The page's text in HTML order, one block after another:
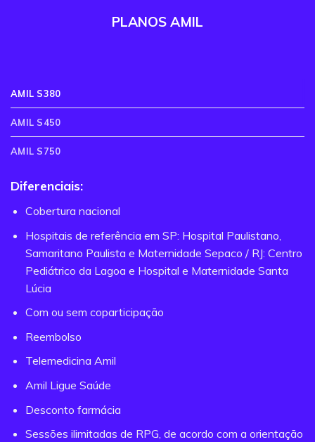
PLANOS AMIL
AMIL S380
AMIL S450
AMIL S750
Diferenciais:
Cobertura nacional
Hospitais de referência em SP: Hospital Paulistano,
Samaritano Paulista e Maternidade Sepaco / RJ: Centro
Pediátrico da Lagoa e Hospital e Maternidade Santa
Lúcia
Com ou sem coparticipação
Reembolso
Telemedicina Amil
Amil Ligue Saúde
Desconto farmácia
Sessões ilimitadas de RPG, de acordo com a orientação